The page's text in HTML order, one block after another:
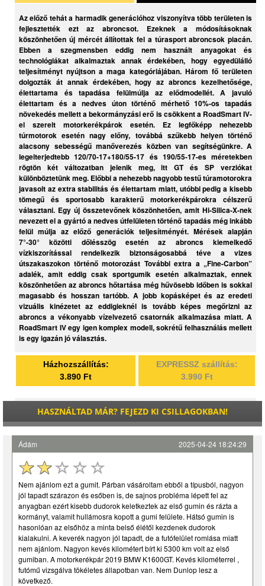
Az előző tehát a harmadik generációhoz viszonyítva több területen is
fejlesztették ezt az abroncsot. Ezeknek a módosításoknak
köszönhetően új mércét állítottak fel a túrasport abroncsok piacán.
Ebben a szegmensben eddig nem használt anyagokat és
technológiákat alkalmaztak annak érdekében, hogy egyedülálló
teljesítményt nyújtson a maga kategóriájában. Három fő területen
dolgozták át annak érdekében, hogy az abroncs kezelhetősége,
élettartama és tapadása felülmúlja az elődmodellét. A javuló
élettartam és a nedves úton történő mérhető 10%-os tapadás
növekedés mellett a bekormányzási erő is csökkent a RoadSmart IV-
el szerelt motorkerékpárok esetén. Ez legfőképp nehezebb
túrmotorok esetén nagy előny, továbbá szűkebb helyen történő
alacsony sebességű manőverezés közben van segítségünkre. A
legelterjedtebb 120/70-17+180/55-17 és 190/55-17-es méretekben
rögtön két változatban jelenik meg, itt GT és SP verziókat
különböztetünk meg. Előbbi a nehezebb nagyobb testű túramotorokra
javasolt az extra stabilitás és élettartam miatt, utóbbi pedig a kisebb
tömegű és sportosabb karakterű motorkerékpárokra célszerű
választani. Egy új összetevőnek köszönhetően, amit Hi-Silica-X-nek
nevezett el a gyártó a nedves útfelületen történő tapadás még inkább
felül múlja az előző generációk teljesítményét. Mérések alapján
7°-30° közötti dőlésszög esetén az abroncs kiemelkedő
vízkiszorítással rendelkezik biztonságosabbá téve a vizes
útszakaszokon történő motorozást További extra a „Fine-Carbon”
adalék, amit eddig csak sportgumik esetén alkalmaztak, ennek
köszönhetően az abroncs hőtartása még hűvösebb időben is sokkal
magasabb és hosszan tartóbb. A jobb kopásképet és az eredeti
vizuális kinézetet az eddigieknél is tovább képes megőrizni az
abroncs a vékonyabb vízelvezető csatornák alkalmazása miatt. A
RoadSmart IV egy igen komplex modell, sokrétű felhasználás mellett
is egy igazán jó választás.
Házhozszállítás:
3.890 Ft
EXPRESSZ szállítás:
3.990 Ft
HASZNÁLTAD MÁR? FEJEZD KI CSILLAGOKBAN!
Ádám 2025-04-24 18:24:29
Nem ajánlom ezt a gumit. Párban vásároltam ebből a típusból, nagyon
jól tapadt szárazon és esőben is, de sajnos probléma lépett fel az
anyagban ezért kisebb dudorok keletkeztek az első gumin és rázta a
kormányt, valamit hullámosra kopott a gumi felülete. Hátsó gumin is
hasonlóan az elsőhöz a minta belső élétől kezdenek dudorok
kialakulni. A keverék nagyon jól tapadt, de a futófelület romlása miatt
nem ajánlom. Nagyon kevés kilométert bírt ki 5300 km volt az első
gumiban. A motorkerékpár 2019 BMW K1600GT. Kevés kilométerrel ,
futómű vizsgálva tökéletes állapotban van. Nem Dunlop lesz a
következő.